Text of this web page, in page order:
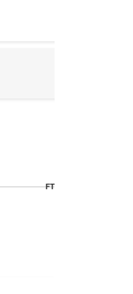
FT